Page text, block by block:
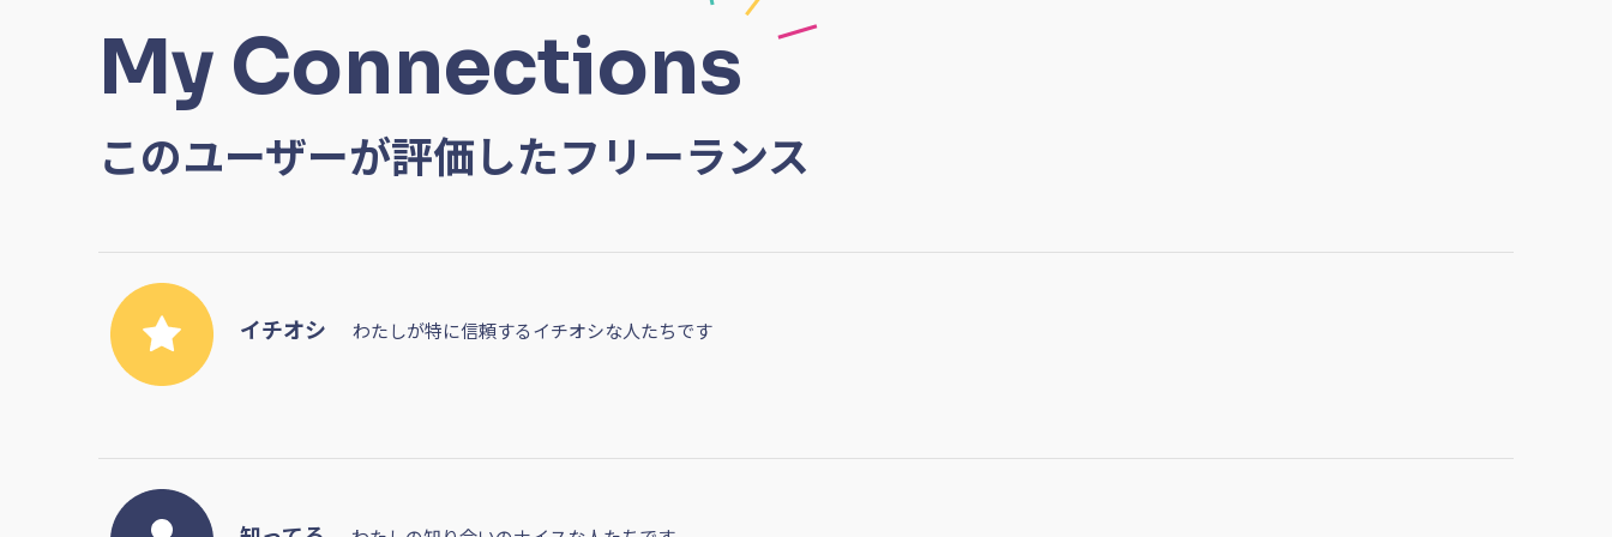
My Connections
このユーザーが評価したフリーランス
イチオシ わたしが特に信頼するイチオシな人たちです